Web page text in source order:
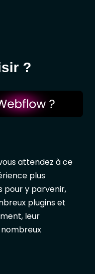
?
attendez à ce
plus
pour y parvenir,
plugins et
leur